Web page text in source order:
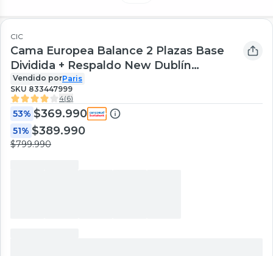
CIC
Cama Europea Balance 2 Plazas Base
Dividida + Respaldo New Dublín
Chocolate
Vendido porParis
SKU 833447999
4(6)
53% $369.990
51% $389.990
$799.990